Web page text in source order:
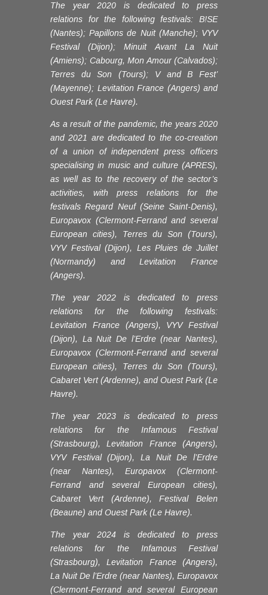
The year 2020 is dedicated to press
relations for the following festivals: B!SE
(Nantes); Papillons de Nuit (Manche); VYV
Festival (Dijon); Minuit Avant La Nuit
(Amiens); Cabourg, Mon Amour (Calvados);
Terres du Son (Tours); V and B Fest’
(Mayenne); Levitation France (Angers) and
Ouest Park (Le Havre).
As a result of the pandemic, the years 2020
and 2021 are dedicated to the co-creation
of a union of independent press officers
specialising in music and culture (APRES),
as well as to the recovery of the sector’s
activities, with press relations for the
festivals Regard Neuf (Seine Saint-Denis),
Europavox (Clermont-Ferrand and several
European cities), Terres du Son (Tours),
VYV Festival (Dijon), Les Pluies de Juillet
(Normandy) and Levitation France
(Angers).
The year 2022 is dedicated to press
relations for the following festivals:
Levitation France (Angers), VYV Festival
(Dijon), La Nuit De l’Erdre (near Nantes),
Europavox (Clermont-Ferrand and several
European cities), Terres du Son (Tours),
Cabaret Vert (Ardenne), and Ouest Park (Le
Havre).
The year 2023 is dedicated to press
relations for the Infamous Festival
(Strasbourg), Levitation France (Angers),
VYV Festival (Dijon), La Nuit De l’Erdre
(near Nantes), Europavox (Clermont-
Ferrand and several European cities),
Cabaret Vert (Ardenne), Festival Belen
(Beaune) and Ouest Park (Le Havre).
The year 2024 is dedicated to press
relations for the Infamous Festival
(Strasbourg), Levitation France (Angers),
La Nuit De l’Erdre (near Nantes), Europavox
(Clermont-Ferrand and several European